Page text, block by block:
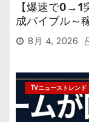
【爆速で0→1
成バイブル～
ネス8月 4, 2026
TVニューストレンド